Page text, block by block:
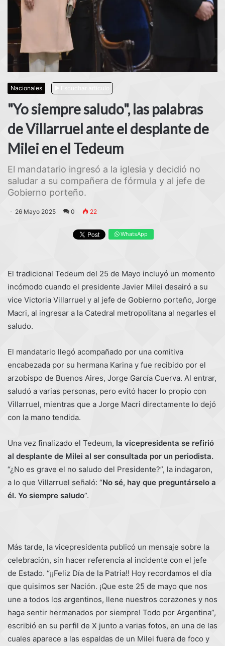
Nacionales
"Yo siempre saludo", las palabras
de Villarruel ante el desplante de
Milei en el Tedeum
El mandatario ingresó a la iglesia y decidió no
saludar a su compañera de fórmula y al jefe de
Gobierno porteño.
26 Mayo 2025 0 22
WhatsApp
El tradicional Tedeum del 25 de Mayo incluyó un momento
incómodo cuando el presidente Javier Milei desairó a su
vice Victoria Villarruel y al jefe de Gobierno porteño, Jorge
Macri, al ingresar a la Catedral metropolitana al negarles el
saludo.
El mandatario llegó acompañado por una comitiva
encabezada por su hermana Karina y fue recibido por el
arzobispo de Buenos Aires, Jorge García Cuerva. Al entrar,
saludó a varias personas, pero evitó hacer lo propio con
Villarruel, mientras que a Jorge Macri directamente lo dejó
con la mano tendida.
Una vez finalizado el Tedeum, la vicepresidenta se refirió
al desplante de Milei al ser consultada por un periodista.
“¿No es grave el no saludo del Presidente?”, la indagaron,
a lo que Villarruel señaló: “No sé, hay que preguntárselo a
él. Yo siempre saludo”.
Más tarde, la vicepresidenta publicó un mensaje sobre la
celebración, sin hacer referencia al incidente con el jefe
de Estado. “¡¡Feliz Día de la Patria!! Hoy recordamos el día
que quisimos ser Nación. ¡Que este 25 de mayo que nos
une a todos los argentinos, llene nuestros corazones y nos
haga sentir hermanados por siempre! Todo por Argentina”,
escribió en su perfil de X junto a varias fotos, en una de las
cuales aparece a las espaldas de un Milei fuera de foco y